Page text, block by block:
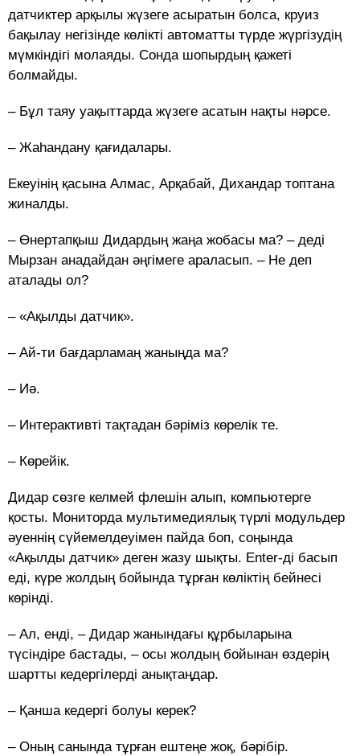
датчиктер арқылы жүзеге асыратын болса, круиз
бақылау негізінде көлікті автоматты түрде жүргізудің
мүмкіндігі молаяды. Сонда шопырдың қажеті
болмайды.
– Бұл таяу уақыттарда жүзеге асатын нақты нәрсе.
– Жаһандану қағидалары.
Екеуінің қасына Алмас, Арқабай, Дихандар топтана
жиналды.
– Өнертапқыш Дидардың жаңа жобасы ма? – деді
Мырзан анадайдан әңгімеге араласып. – Не деп
аталады ол?
– «Ақылды датчик».
– Ай-ти бағдарламаң жаныңда ма?
– Иә.
– Интерактивті тақтадан бәріміз көрелік те.
– Көрейік.
Дидар сөзге келмей флешін алып, компьютерге
қосты. Мониторда мультимедиялық түрлі модульдер
әуеннің сүйемелдеуімен пайда боп, соңында
«Ақылды датчик» деген жазу шықты. Enter-ді басып
еді, күре жолдың бойында тұрған көліктің бейнесі
көрінді.
– Ал, енді, – Дидар жанындағы құрбыларына
түсіндіре бастады, – осы жолдың бойынан өздерің
шартты кедергілерді анықтаңдар.
– Қанша кедергі болуы керек?
– Оның санында тұрған ештеңе жоқ, бәрібір.